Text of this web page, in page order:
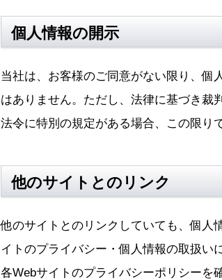
個人情報の開示
当社は、お客様のご同意がない限り、個
はありません。ただし、法律に基づき裁
法令に特別の規定がある場合、この限り
他のサイトとのリンク
他のサイトとのリンクしていても、個人
イトのプライバシー・個人情報の取扱い
各Webサイトのプライバシーポリシーを